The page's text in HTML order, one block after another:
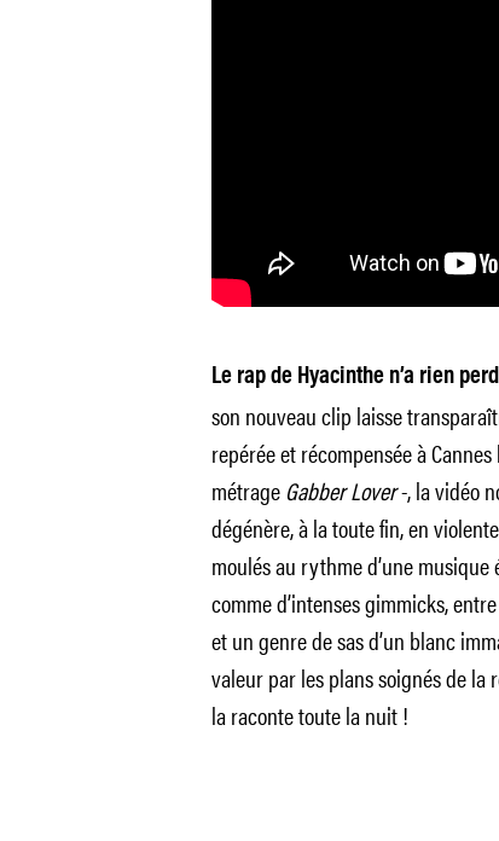
Le rap de Hyacinthe n’a rien
son nouveau clip laisse
repérée et récompensée à
métrageGabber Lover-, la vidéo
dégénère, à la toute fin, en
moulés au rythme d’une musique
comme d’intenses gimmicks,
et un genre de sas d’un blanc
valeur par les plans soignés de la
la raconte toute la nuit !